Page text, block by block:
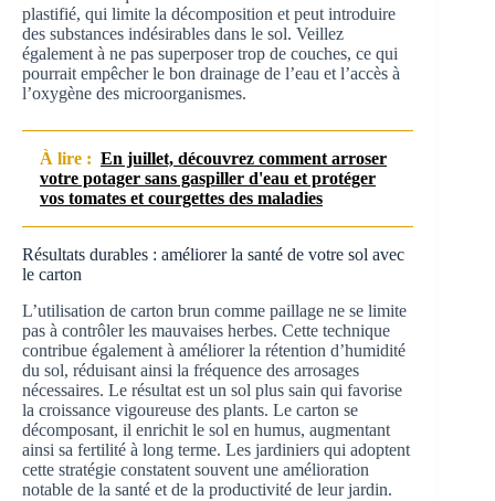
plastifié, qui limite la décomposition et peut introduire
des substances indésirables dans le sol. Veillez
également à ne pas superposer trop de couches, ce qui
pourrait empêcher le bon drainage de l’eau et l’accès à
l’oxygène des microorganismes.
À lire : En juillet, découvrez comment arroser
votre potager sans gaspiller d'eau et protéger
vos tomates et courgettes des maladies
Résultats durables : améliorer la santé de votre sol avec
le carton
L’utilisation de carton brun comme paillage ne se limite
pas à contrôler les mauvaises herbes. Cette technique
contribue également à améliorer la rétention d’humidité
du sol, réduisant ainsi la fréquence des arrosages
nécessaires. Le résultat est un sol plus sain qui favorise
la croissance vigoureuse des plants. Le carton se
décomposant, il enrichit le sol en humus, augmentant
ainsi sa fertilité à long terme. Les jardiniers qui adoptent
cette stratégie constatent souvent une amélioration
notable de la santé et de la productivité de leur jardin.